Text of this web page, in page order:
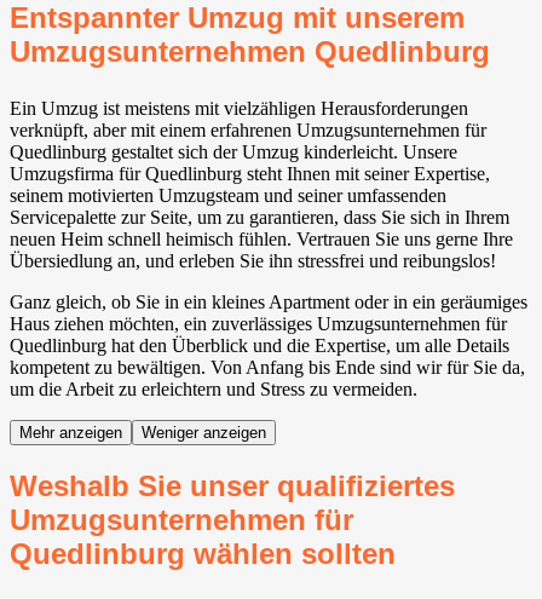
Entspannter Umzug mit unserem
Umzugsunternehmen Quedlinburg
Ein Umzug ist meistens mit vielzähligen Herausforderungen
verknüpft, aber mit einem erfahrenen Umzugsunternehmen für
Quedlinburg gestaltet sich der Umzug kinderleicht. Unsere
Umzugsfirma für Quedlinburg steht Ihnen mit seiner Expertise,
seinem motivierten Umzugsteam und seiner umfassenden
Servicepalette zur Seite, um zu garantieren, dass Sie sich in Ihrem
neuen Heim schnell heimisch fühlen. Vertrauen Sie uns gerne Ihre
Übersiedlung an, und erleben Sie ihn stressfrei und reibungslos!
Ganz gleich, ob Sie in ein kleines Apartment oder in ein geräumiges
Haus ziehen möchten, ein zuverlässiges Umzugsunternehmen für
Quedlinburg hat den Überblick und die Expertise, um alle Details
kompetent zu bewältigen. Von Anfang bis Ende sind wir für Sie da,
um die Arbeit zu erleichtern und Stress zu vermeiden.
Mehr anzeigen Weniger anzeigen
Weshalb Sie unser qualifiziertes
Umzugsunternehmen für
Quedlinburg wählen sollten